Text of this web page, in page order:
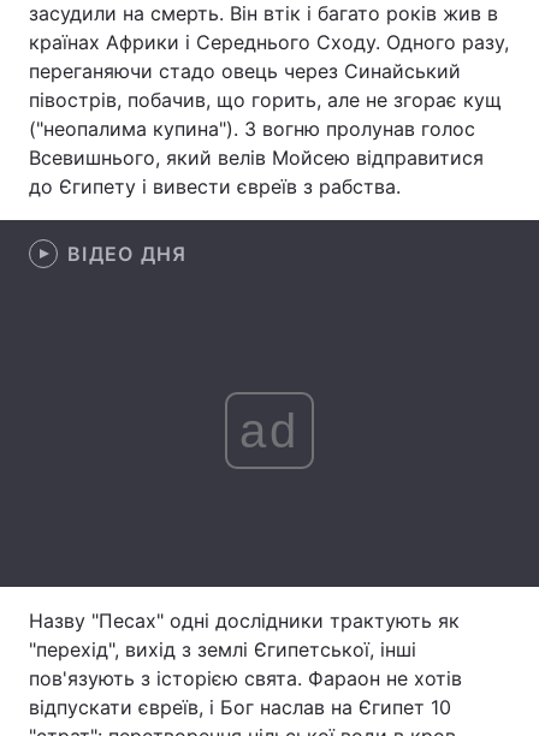
Архів Вакансії
Контакти
Послуги
засудили на смерть. Він втік і багато років жив в
країнах Африки і Середнього Сходу. Одного разу,
переганяючи стадо овець через Синайський
півострів, побачив, що горить, але не згорає кущ
("неопалима купина"). З вогню пролунав голос
Всевишнього, який велів Мойсею відправитися
до Єгипету і вивести євреїв з рабства.
ВІДЕО ДНЯ
ad
Назву "Песах" одні дослідники трактують як
"перехід", вихід з землі Єгипетської, інші
пов'язують з історією свята. Фараон не хотів
відпускати євреїв, і Бог наслав на Єгипет 10